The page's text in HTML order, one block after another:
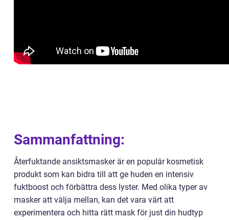
Sammanfattning:
Återfuktande ansiktsmasker är en populär kosmetisk
produkt som kan bidra till att ge huden en intensiv
fuktboost och förbättra dess lyster. Med olika typer av
masker att välja mellan, kan det vara värt att
experimentera och hitta rätt mask för just din hudtyp